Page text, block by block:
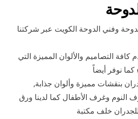
وفني الدوحة الكويت عبر شركتنا
كافة التصاميم والألوان المميزة التي
كما نوفر أيضاً
بنقشات مميزة وألوان جذابة,
النوم وغرف الأطفال كما لدينا ورق
خلف مكتبة